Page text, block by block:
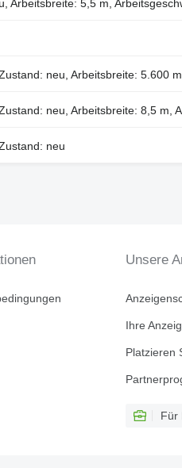
Arbeitsbreite: 5,5 m,
neu, Arbeitsbreite: 5.600
neu, Arbeitsbreite: 8,5 m,
neu
Unsere
Ihre
Platzieren
Für